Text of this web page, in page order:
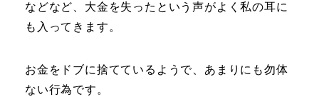
などなど、大金を失ったという声がよく私の耳に
も入ってきます。
お金をドブに捨てているようで、あまりにも勿体
ない行為です。